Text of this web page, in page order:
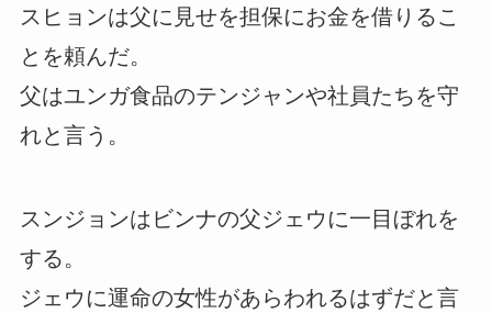
スヒョンは父に見せを担保にお金を借りるこ
とを頼んだ。
父はユンガ食品のテンジャンや社員たちを守
れと言う。
スンジョンはビンナの父ジェウに一目ぼれを
する。
ジェウに運命の女性があらわれるはずだと言